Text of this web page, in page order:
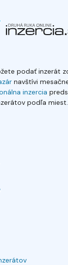
podať inzerát
navštívi
inzercia
podľa miest.